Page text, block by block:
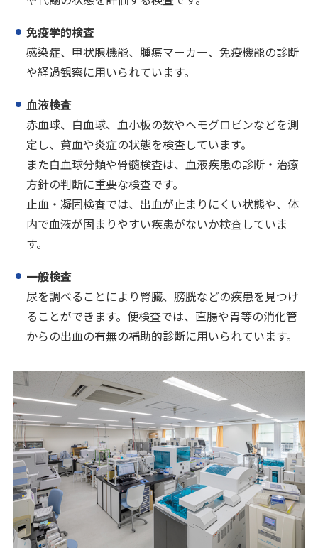
免疫学的検査
感染症、甲状腺機能、腫瘍マーカー、免疫機能の診断
や経過観察に用いられています。
血液検査
赤血球、白血球、血小板の数やヘモグロビンなどを測
定し、貧血や炎症の状態を検査しています。
また白血球分類や骨髄検査は、血液疾患の診断・治療
方針の判断に重要な検査です。
止血・凝固検査では、出血が止まりにくい状態や、体
内で血液が固まりやすい疾患がないか検査していま
す。
一般検査
尿を調べることにより腎臓、膀胱などの疾患を見つけ
ることができます。便検査では、直腸や胃等の消化管
からの出血の有無の補助的診断に用いられています。